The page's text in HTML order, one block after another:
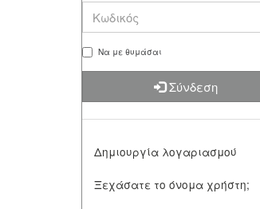
Να με θυμάσαι
Σύνδεση
Δημιουργία λογαριασμού
Ξεχάσατε το όνομα χρήστη;